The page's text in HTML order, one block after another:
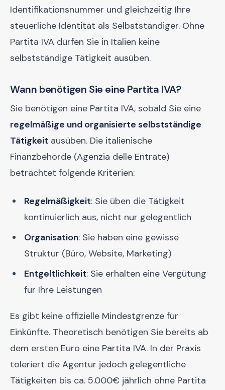
Identifikationsnummer und gleichzeitig Ihre
steuerliche Identität als Selbstständiger. Ohne
Partita IVA dürfen Sie in Italien keine
selbstständige Tätigkeit ausüben.
Wann benötigen Sie eine Partita IVA?
Sie benötigen eine Partita IVA, sobald Sie eine
regelmäßige und organisierte selbstständige
Tätigkeit ausüben. Die italienische
Finanzbehörde (Agenzia delle Entrate)
betrachtet folgende Kriterien:
Regelmäßigkeit: Sie üben die Tätigkeit
kontinuierlich aus, nicht nur gelegentlich
Organisation: Sie haben eine gewisse
Struktur (Büro, Website, Marketing)
Entgeltlichkeit: Sie erhalten eine Vergütung
für Ihre Leistungen
Es gibt keine offizielle Mindestgrenze für
Einkünfte. Theoretisch benötigen Sie bereits ab
dem ersten Euro eine Partita IVA. In der Praxis
toleriert die Agentur jedoch gelegentliche
Tätigkeiten bis ca. 5.000€ jährlich ohne Partita